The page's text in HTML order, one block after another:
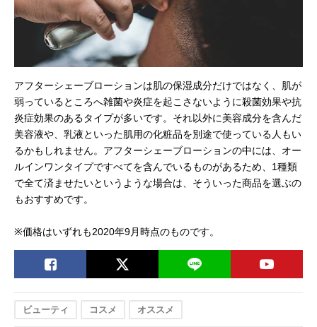
アフターシェーブローションは肌の保湿成分だけではなく、肌が
弱っているところへ雑菌や炎症を起こさないように殺菌効果や抗
炎症効果のあるタイプが多いです。それ以外に美容成分を含んだ
美容液や、乳液といった肌用の化粧品を別途で使っている人もい
るかもしれません。アフターシェーブローションの中には、オー
ルインワンタイプですべてを含んでいるものがあるため、1種類
で全て済ませたいというような場合は、そういった商品を選ぶの
もおすすめです。
※価格はいずれも2020年9月時点のものです。
ビューティ コスメ オススメ